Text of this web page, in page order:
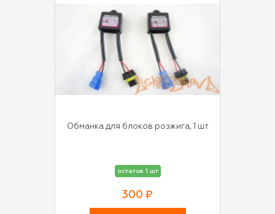
Обманка для блоков розжига, 1 шт
остаток 1 шт
300 ₽